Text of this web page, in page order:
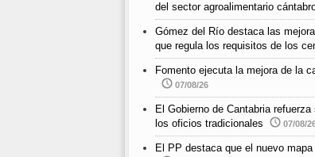
del sector agroalimentario
Gómez del Río destaca las
que regula los requisitos de los
Fomento ejecuta la mejora de la
07/08/26
El Gobierno de Cantabria
los oficios tradicionales
07/08/
El PP destaca que el nuevo